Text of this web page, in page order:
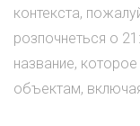
контекста,
розпочнеться о
название,
объектам,